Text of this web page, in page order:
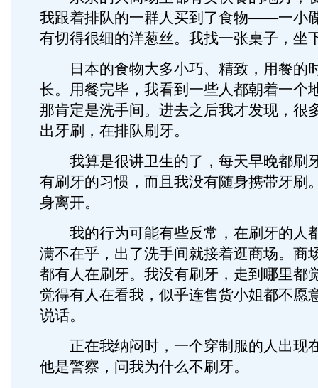
我跟着排队的一群人买到了食物——一小
有切得很细的洋葱丝。我找一张桌子，坐
日本的食物大多小巧、精致，用餐的
长。用餐完毕，我看到一些人都朝着一个
那肯定是洗手间。进去之后我才发现，很
出牙刷，在排队刷牙。
我算是很讲卫生的了，每天早晚都刷
有刷牙的习惯，而且我没有随身携带牙刷
身离开。
我的行为可能有些反常，在刷牙的人
满不在乎，出了洗手间就接着逛商场。商
都有人在刷牙。我没有刷牙，走到哪里都
觉得有人在看我，似乎连售货小姐都不愿
说话。
正在我纳闷时，一个穿制服的人出现
他是警察，问我为什么不刷牙。